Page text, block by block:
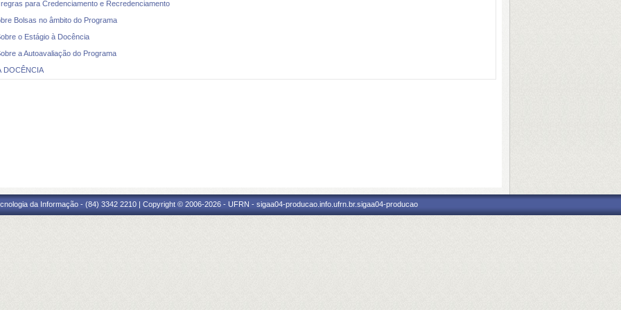
para Credenciamento e Recredenciamento
Bolsas no âmbito do Programa
o Estágio à Docência
a Autoavaliação do Programa
DOCÊNCIA
da Informação - (84) 3342 2210 | Copyright © 2006-2026 - UFRN - sigaa04-producao.info.ufrn.br.sigaa04-producao